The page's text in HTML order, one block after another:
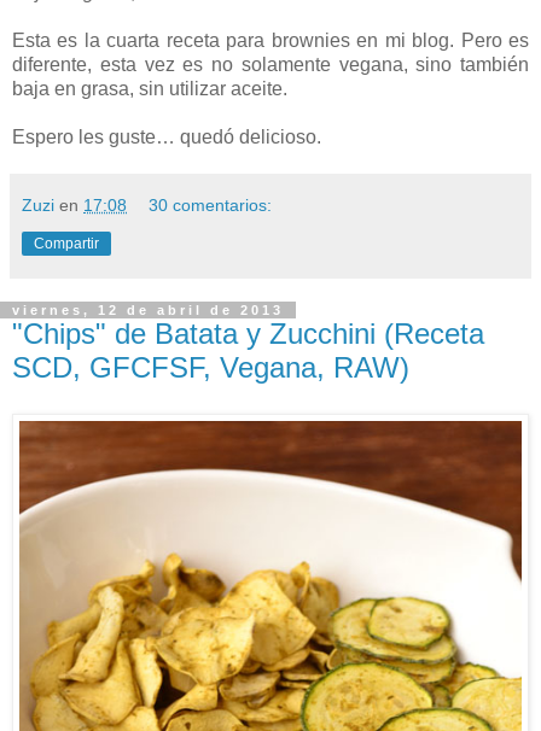
Esta es la cuarta receta para brownies en mi blog. Pero es
diferente, esta vez es no solamente vegana, sino también
baja en grasa, sin utilizar aceite.
Espero les guste… quedó delicioso.
Zuzi en 17:08 30 comentarios:
Compartir
viernes, 12 de abril de 2013
"Chips" de Batata y Zucchini (Receta
SCD, GFCFSF, Vegana, RAW)